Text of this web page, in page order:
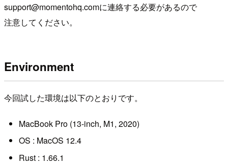
support@momentohq.comに連絡する必要があるので
注意してください。
Environment
今回試した環境は以下のとおりです。
MacBook Pro (13-inch, M1, 2020)
OS : MacOS 12.4
Rust : 1.66.1